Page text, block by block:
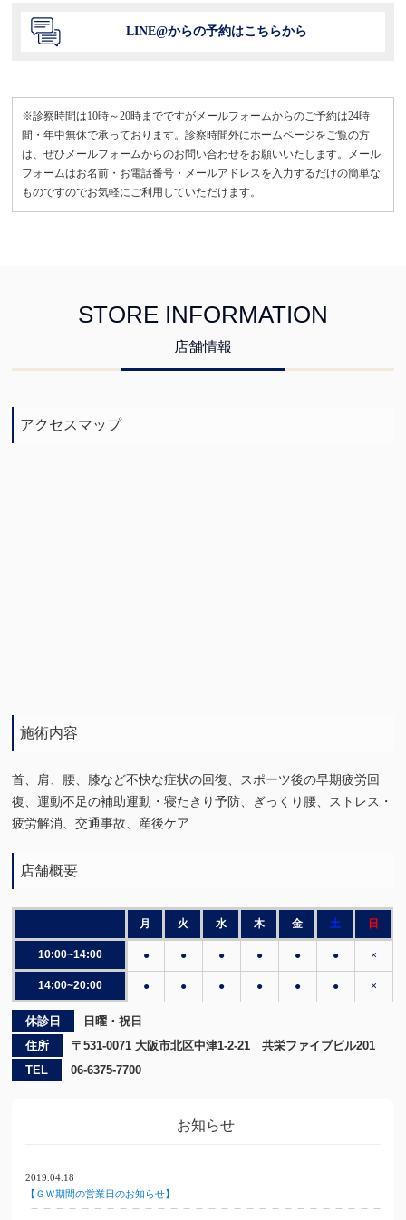
LINE@からの予約はこちらから
※診察時間は10時～20時までですがメールフォームからのご予約は24時
間・年中無休で承っております。診察時間外にホームページをご覧の方
は、ぜひメールフォームからのお問い合わせをお願いいたします。メール
フォームはお名前・お電話番号・メールアドレスを入力するだけの簡単な
ものですのでお気軽にご利用していただけます。
STORE INFORMATION
店舗情報
アクセスマップ
施術内容
首、肩、腰、膝など不快な症状の回復、スポーツ後の早期疲労回
復、運動不足の補助運動・寝たきり予防、ぎっくり腰、ストレス・
疲労解消、交通事故、産後ケア
店舗概要
月 火 水 木 金 土 日
10:00~14:00 ● ● ● ● ● ● ×
14:00~20:00 ● ● ● ● ● ● ×
休診日
日曜・祝日
住所
〒531-0071 大阪市北区中津1-2-21 共栄ファイブビル201
TEL
06-6375-7700
お知らせ
2019.04.18
【ＧＷ期間の営業日のお知らせ】